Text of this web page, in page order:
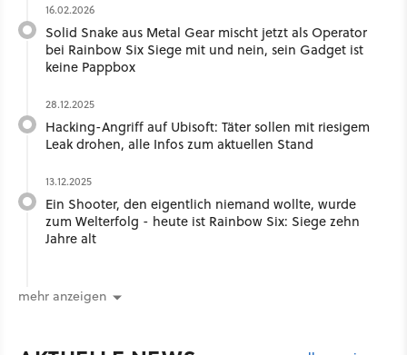
16.02.2026
Solid Snake aus Metal Gear mischt jetzt als Operator
bei Rainbow Six Siege mit und nein, sein Gadget ist
keine Pappbox
28.12.2025
Hacking-Angriff auf Ubisoft: Täter sollen mit riesigem
Leak drohen, alle Infos zum aktuellen Stand
13.12.2025
Ein Shooter, den eigentlich niemand wollte, wurde
zum Welterfolg - heute ist Rainbow Six: Siege zehn
Jahre alt
mehr anzeigen